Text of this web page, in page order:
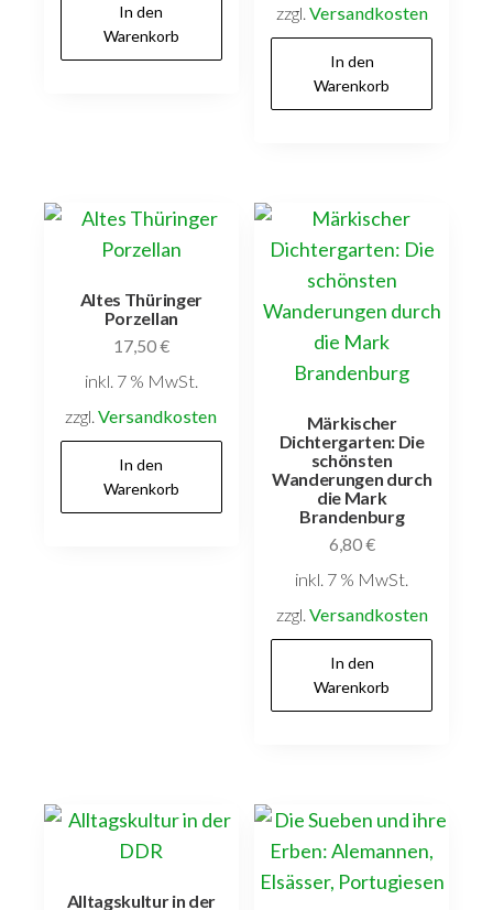
In den
Warenkorb
zzgl. Versandkosten
In den
Warenkorb
Altes Thüringer
Porzellan
17,50€
inkl. 7 % MwSt.
zzgl.Versandkosten
In den
Warenkorb
Märkischer
Dichtergarten: Die
schönsten
Wanderungen durch
die Mark
Brandenburg
6,80€
inkl. 7 % MwSt.
zzgl. Versandkosten
In den
Warenkorb
Alltagskultur in der